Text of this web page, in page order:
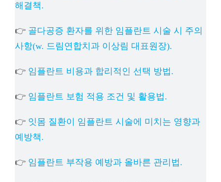
해결책.
👉 골다공증 환자를 위한 임플란트 시술 시 주의
사항(w. 드림연합치과 이상림 대표원장).
👉 임플란트 비용과 합리적인 선택 방법.
👉 임플란트 보험 적용 조건 및 활용법.
👉 잇몸 질환이 임플란트 시술에 미치는 영향과
예방책.
👉 임플란트 부작용 예방과 올바른 관리법.